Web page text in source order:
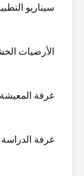
سيناريو
الأرضيات
غرفة
غرفة